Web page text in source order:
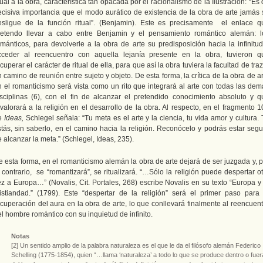
a la obra, característica tan opacada por el racionalismo de la Ilustración: “Es
importancia que el modo aurático de existencia de la obra de arte jamás
de la función ritual”. (Benjamin). Este es precisamente el enlace
llevar a cabo entre Benjamin y el pensamiento romántico alemán:
para devolverle a la obra de arte su predisposición hacia la
al reencuentro con aquella lejanía presente en la obra, tuvieron
el carácter de ritual de ella, para que así la obra tuviera la facultad de
camino de reunión entre sujeto y objeto. De esta forma, la crítica de la obra de
el romanticismo será vista como un rito que integrará al arte con todas las
(6), con el fin de alcanzar el pretendido conocimiento absoluto y
a la religión en el desarrollo de la obra. Al respecto, en el fragmento
Ideas, Schlegel señala: “Tu meta es el arte y la ciencia, tu vida amor y cultura.
sin saberlo, en el camino hacia la religión. Reconócelo y podrás estar
alcanzar la meta.” (Schlegel, Ideas, 235).
esta forma, en el romanticismo alemán la obra de arte dejará de ser juzgada y,
contrario, se “romantizará”, se ritualizará. “…Sólo la religión puede despertar
a Europa…” (Novalis, Cit. Portales, 268) escribe Novalis en su texto “Europa y
(1799). Este “despertar de la religión” será el primer paso para
del aura en la obra de arte, lo que conllevará finalmente al
hombre romántico con su inquietud de infinito.
Notas
[2] Un sentido amplio de la palabra naturaleza es el que le da el filósofo alemán Federico
Schelling (1775-1854), quien “…llama ‘naturaleza’ a todo lo que se produce dentro o